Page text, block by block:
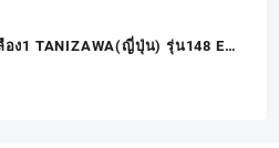
ง1 TANIZAWA(ญี่ปุ่น) รุ่น148 EPZ